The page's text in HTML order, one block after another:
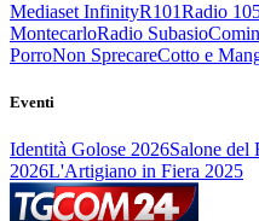
Mediaset InfinityR101Radio
MontecarloRadio Subasio
PorroNon SprecareCotto e
Eventi
Identità Golose 2026Salone del
2026L'Artigiano in Fiera 2025